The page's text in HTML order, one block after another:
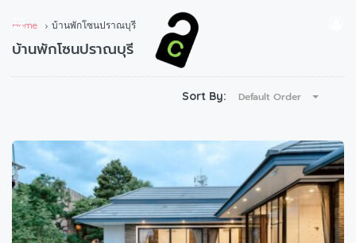
Home บ้านพักโซนปราณบุรี
บ้านพักโซนปราณบุรี
Sort By: Default Order